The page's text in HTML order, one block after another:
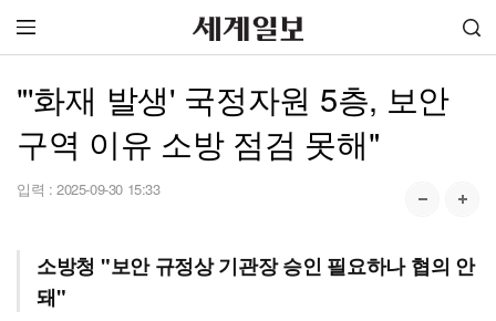
"'화재 발생' 국정자원 5층, 보안
구역 이유 소방 점검 못해"
입력 : 2025-09-30 15:33
소방청 "보안 규정상 기관장 승인 필요하나 협의 안
돼"